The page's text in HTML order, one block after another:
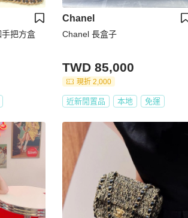
把方盒
Chanel
Chanel 長盒子
TWD 85,000
現折 2,000
近新閒置品 本地 免運